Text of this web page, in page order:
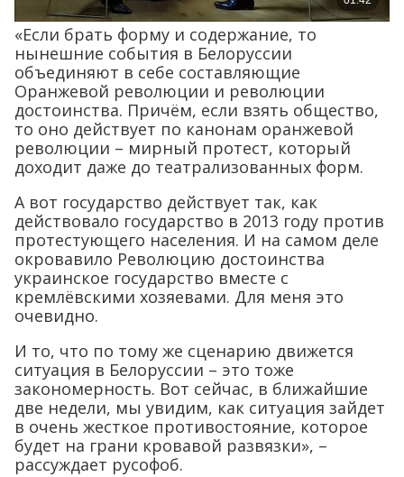
«Если брать форму и содержание, то
нынешние события в Белоруссии
объединяют в себе составляющие
Оранжевой революции и революции
достоинства. Причём, если взять общество,
то оно действует по канонам оранжевой
революции – мирный протест, который
доходит даже до театрализованных форм.
А вот государство действует так, как
действовало государство в 2013 году против
протестующего населения. И на самом деле
окровавило Революцию достоинства
украинское государство вместе с
кремлёвскими хозяевами. Для меня это
очевидно.
И то, что по тому же сценарию движется
ситуация в Белоруссии – это тоже
закономерность. Вот сейчас, в ближайшие
две недели, мы увидим, как ситуация зайдет
в очень жесткое противостояние, которое
будет на грани кровавой развязки», –
рассуждает русофоб.